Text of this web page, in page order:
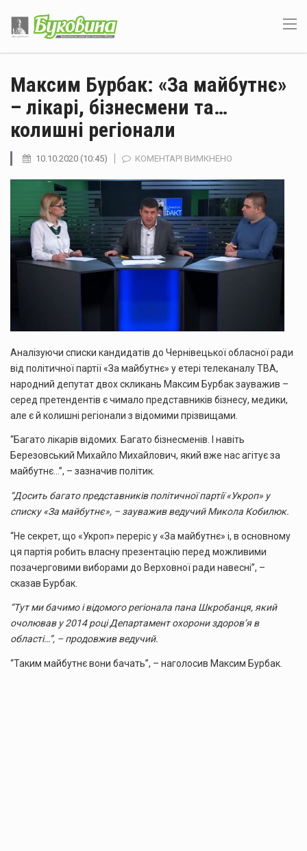
Максим Бурбак: «За майбутнє»
– лікарі, бізнесмени та…
колишні регіонали
10.10.2020 (10:45) КОМЕНТАРІ ВИМКНЕНО
БУРБАК:
«ЗА
МАЙБУТНЄ»
–
ЛІКАРІ,
БІЗНЕСМЕНИ
Аналізуючи списки кандидатів до Чернівецької обласної ради
від політичної партії «За майбутнє» у етері телеканалу TВA,
народний депутат двох скликань Максим Бурбак зауважив –
серед претендентів є чимало представників бізнесу, медики,
але є й колишні регіонали з відомими прізвищами.
“Багато лікарів відомих. Багато бізнесменів. І навіть
Березовський Михайло Михайлович, який вже нас агітує за
майбутнє…”, – зазначив політик.
“Досить багато представників політичної партії «Укроп» у
списку «За майбутнє», – зауважив ведучий Микола Кобилюк.
“Не секрет, що «Укроп» переріс у «За майбутнє» і, в основному
ця партія робить власну презентацію перед можливими
позачерговими виборами до Верховної ради навесні”, –
сказав Бурбак.
“Тут ми бачимо і відомого регіонала пана Шкробанця, який
очолював у 2014 році Департамент охорони здоров’я в
області…”, – продовжив ведучий.
“Таким майбутнє вони бачать”, – наголосив Максим Бурбак.